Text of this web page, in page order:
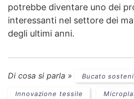
potrebbe diventare uno dei
interessanti nel settore dei
degli ultimi anni.
Di cosa si parla » Bucato
Innovazione tessile